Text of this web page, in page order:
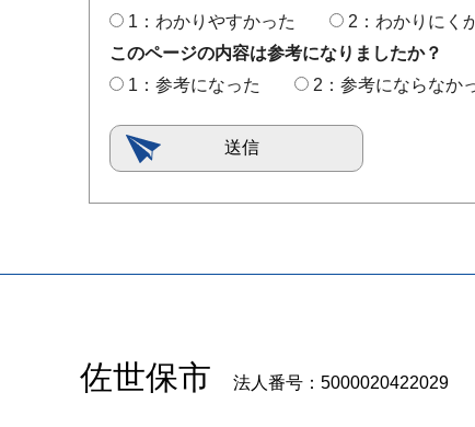
1：わかりやすかった
2：わかりにく
このページの内容は参考になりましたか？
1：参考になった
2：参考にならなか
佐世保市 法人番号：5000020422029